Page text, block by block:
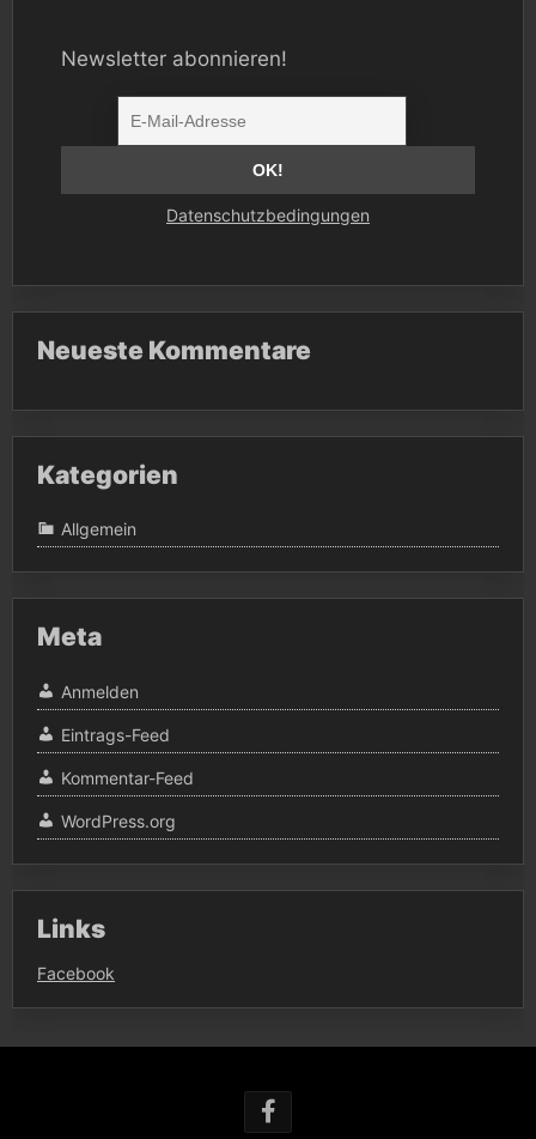
Newsletter abonnieren!
Datenschutzbedingungen
Neueste Kommentare
Kategorien
Allgemein
Meta
Anmelden
Eintrags-Feed
Kommentar-Feed
WordPress.org
Links
Facebook